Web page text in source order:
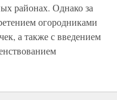
районах. Однако за
огородниками
а также с введением